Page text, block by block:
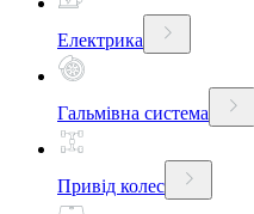
Електрика
Гальмівна система
Привід колес